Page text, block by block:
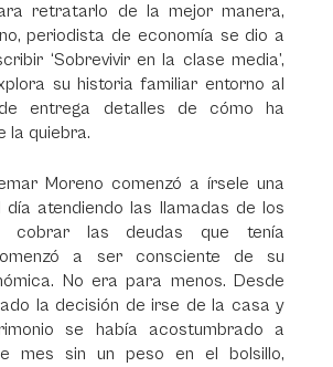
retratarlo de la mejor manera,
periodista de economía se dio a
‘Sobrevivir en la clase media’,
su historia familiar entorno al
entrega detalles de cómo ha
la quiebra.
Moreno comenzó a írsele una
atendiendo las llamadas de los
cobrar las deudas que tenía
a ser consciente de su
No era para menos. Desde
la decisión de irse de la casa y
se había acostumbrado a
mes sin un peso en el bolsillo,